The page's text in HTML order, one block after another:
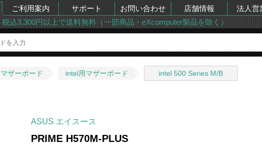
ご利用案内 サポート お問い合わせ 店舗情報
法人営
税込3,300円以上で送料無料（一部商品・eXcomputer製品を除く）
マザーボード intel用マザーボード intel 500 Series M/B
ASUS エイスース
PRIME H570M-PLUS